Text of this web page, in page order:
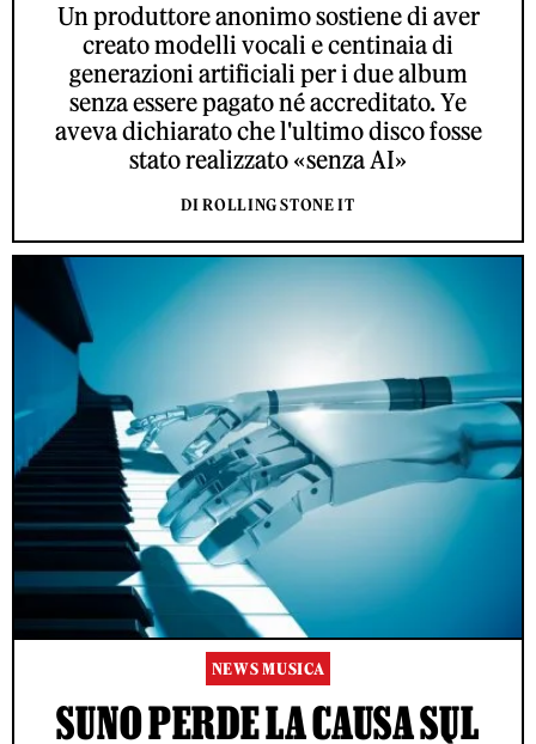
Un produttore anonimo sostiene di aver
creato modelli vocali e centinaia di
generazioni artificiali per i due album
senza essere pagato né accreditato. Ye
aveva dichiarato che l'ultimo disco fosse
stato realizzato «senza AI»
DI ROLLING STONE IT
NEWS MUSICA
SUNO PERDE LA CAUSA SUL